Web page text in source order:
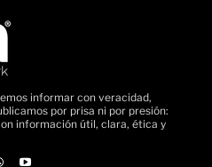
informar con veracidad,
por prisa ni por presión:
información útil, clara, ética y